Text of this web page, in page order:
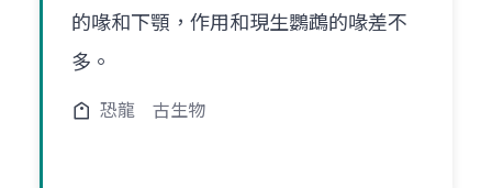
的喙和下顎，作用和現生鸚鵡的喙差不
多。
恐龍 古生物